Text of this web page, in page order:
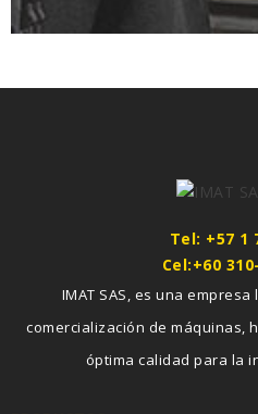
Tel: +57 1
Cel:+60
IMAT SAS, es una
comercialización de máquinas,
óptima calidad para la